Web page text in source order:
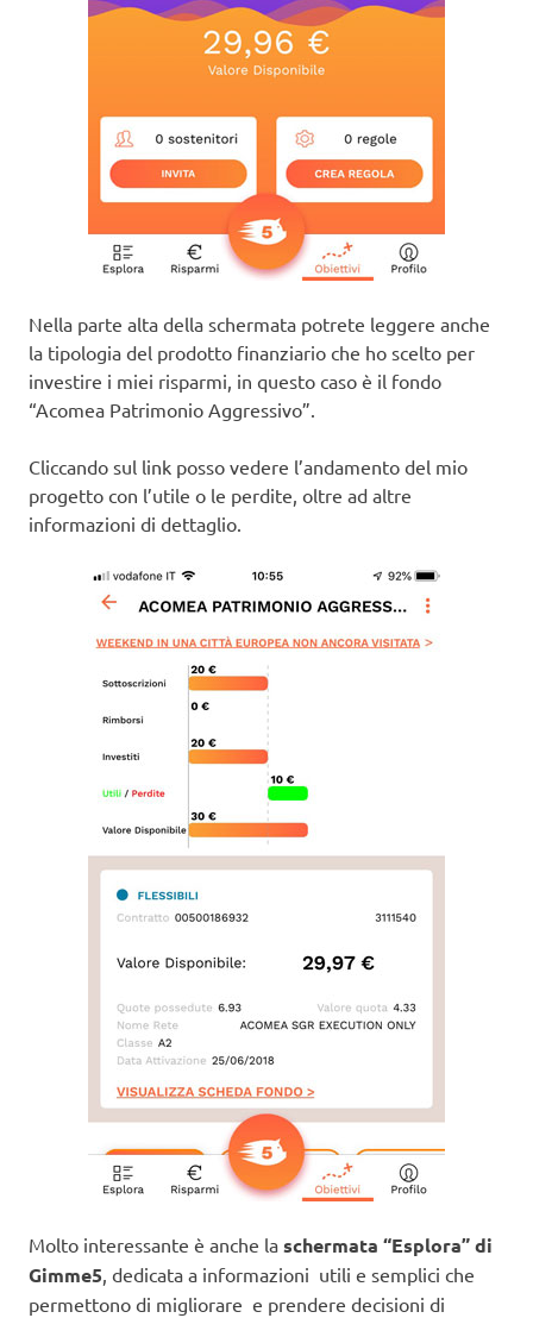
Nella parte alta della schermata potrete leggere anche
la tipologia del prodotto finanziario che ho scelto per
investire i miei risparmi, in questo caso è il fondo
“Acomea Patrimonio Aggressivo”.
Cliccando sul link posso vedere l’andamento del mio
progetto con l’utile o le perdite, oltre ad altre
informazioni di dettaglio.
Molto interessante è anche la schermata “Esplora” di
Gimme5 , dedicata a informazioni utili e semplici che
permettono di migliorare e prendere decisioni di